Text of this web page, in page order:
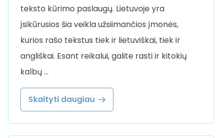
teksto kūrimo paslaugų. Lietuvoje yra
įsikūrusios šia veikla užsiimančios įmonės,
kurios rašo tekstus tiek ir lietuviškai, tiek ir
angliškai. Esant reikalui, galite rasti ir kitokių
kalbų …
Skaityti daugiau